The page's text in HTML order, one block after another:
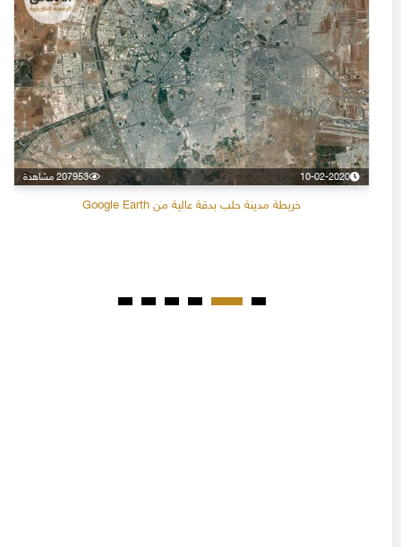
10-02-2020 207953 مشاهدة
خريطة مدينة حلب بدقة عالية من Google Earth